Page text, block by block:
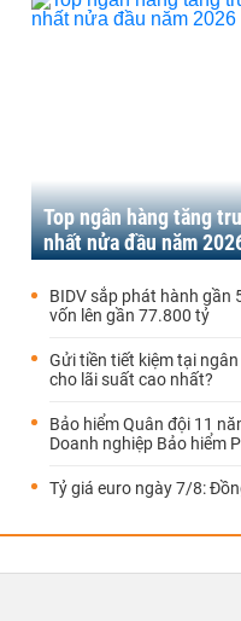
Top ngân hàng tăng
nhất nửa đầu năm
BIDV sắp phát hành gần
vốn lên gần 77.800 tỷ
Gửi tiền tiết kiệm tại
cho lãi suất cao nhất?
Bảo hiểm Quân đội 11
Doanh nghiệp Bảo hiểm
Tỷ giá euro ngày 7/8: